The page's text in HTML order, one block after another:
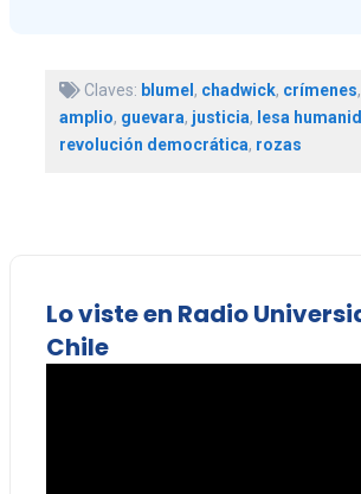
Claves: blumel , chadwick, crímenes,
amplio, guevara, justicia, lesa
revolución democrática, rozas
Lo viste en Radio
Chile